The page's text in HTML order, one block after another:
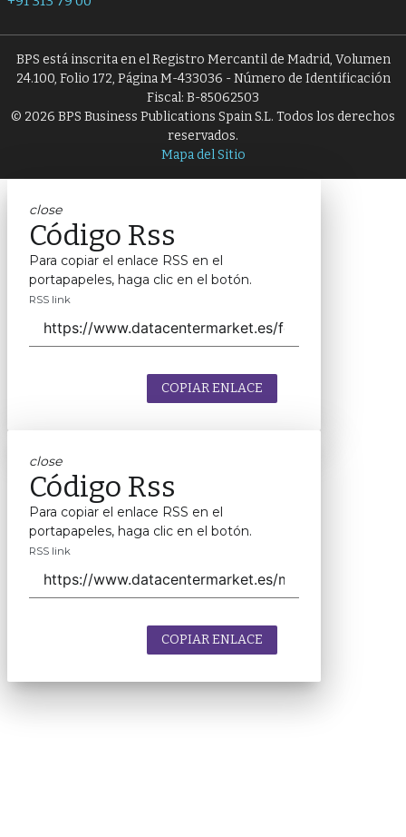
BPS está inscrita en el Registro Mercantil de Madrid, Volumen
24.100, Folio 172, Página M-433036 - Número de Identificación
Fiscal: B-85062503
© 2026 BPS Business Publications Spain S.L. Todos los derechos
reservados.
Mapa del Sitio
close
Código Rss
Para copiar el enlace RSS en el
portapapeles, haga clic en el botón.
RSS link
COPIAR ENLACE
close
Código Rss
Para copiar el enlace RSS en el
portapapeles, haga clic en el botón.
RSS link
COPIAR ENLACE